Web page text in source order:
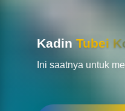
KadinTubei
Ini saatnya untuk